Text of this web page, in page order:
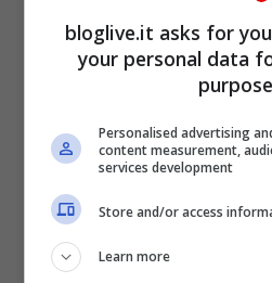
La stella della squadra,
chiamare, è il difensore
Higginbotham,
quinta serie inglese, ma
Premier League anche
Manchester United alla
bloglive.it asks for
your personal data
Personalised advertising
content measurement,
services development
Store and/or access
Learn more